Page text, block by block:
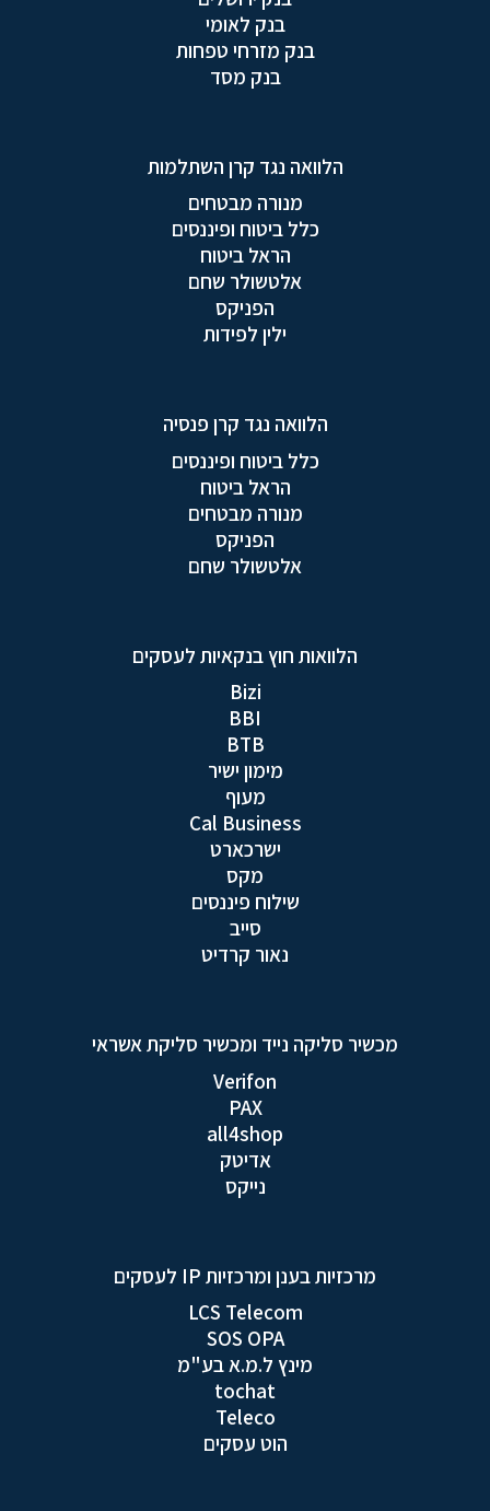
בנק לאומי
בנק מזרחי טפחות
בנק מסד
הלוואה נגד קרן השתלמות
מנורה מבטחים
כלל ביטוח ופיננסים
הראל ביטוח
אלטשולר שחם
הפניקס
ילין לפידות
הלוואה נגד קרן פנסיה
כלל ביטוח ופיננסים
הראל ביטוח
מנורה מבטחים
הפניקס
אלטשולר שחם
הלוואות חוץ בנקאיות לעסקים
Bizi
BBI
BTB
מימון ישיר
מעוף
Cal Business
ישרכארט
מקס
שילוח פיננסים
סייב
נאור קרדיט
מכשיר סליקה נייד ומכשיר סליקת אשראי
Verifon
PAX
all4shop
אדיטק
נייקס
מרכזיות בענן ומרכזיות IP לעסקים
LCS Telecom
SOS OPA
מינץ ל.מ.א בע"מ
tochat
Teleco
הוט עסקים